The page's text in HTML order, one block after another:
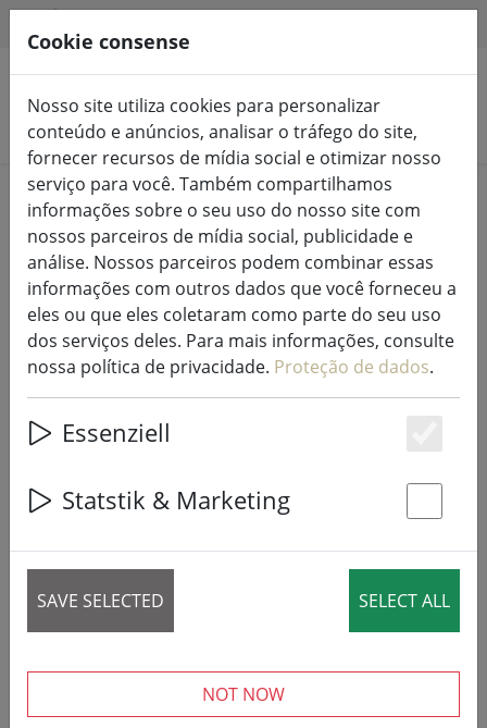
Pesquisar produtos
Home
Cozinha e alimentação
Acessórios de cozinha
Individual Galzone
branco/transparente 28,5 x 44 cm
Cookie consense
Nosso site utiliza cookies para personalizar
conteúdo e anúncios, analisar o tráfego do site,
fornecer recursos de mídia social e otimizar nosso
serviço para você. Também compartilhamos
informações sobre o seu uso do nosso site com
nossos parceiros de mídia social, publicidade e
análise. Nossos parceiros podem combinar essas
informações com outros dados que você forneceu a
eles ou que eles coletaram como parte do seu uso
dos serviços deles. Para mais informações, consulte
nossa política de privacidade. Proteção de dados.
Essenziell
Statstik & Marketing
SAVE SELECTED SELECT ALL
NOT NOW